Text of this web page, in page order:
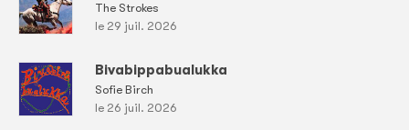
The Strokes
le 29 juil. 2026
Bivabippabualukka
Sofie Birch
le 26 juil. 2026